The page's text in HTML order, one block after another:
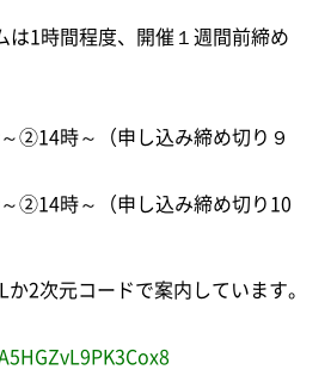
は1時間程度、開催１週間前締め
②14時～（申し込み締め切り９
②14時～（申し込み締め切り10
か2次元コードで案内しています。